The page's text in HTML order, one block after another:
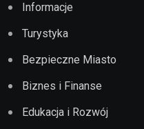
Informacje
Turystyka
Bezpieczne Miasto
Biznes i Finanse
Edukacja i Rozwój